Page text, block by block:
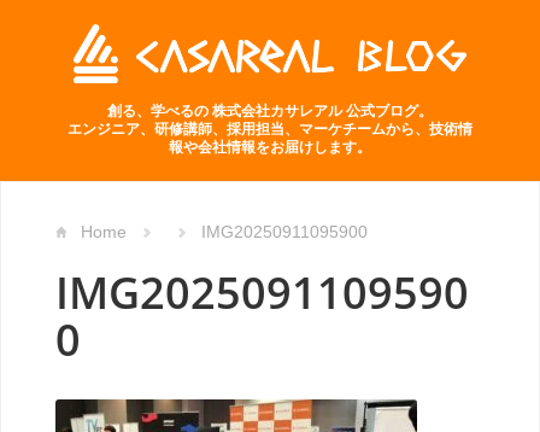
創る、学べるの 株式会社カサレアル 公式ブログ。
エンジニア、研修講師、採用担当、マーケチームから、技術情
報や会社情報をお届けします。
Home IMG20250911095900
IMG2025091109590
0